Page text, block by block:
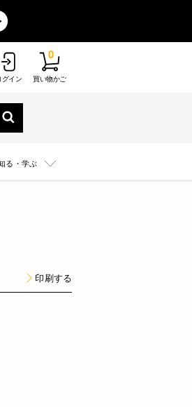
グイン 買い物かご
0
る・学ぶ
印刷する